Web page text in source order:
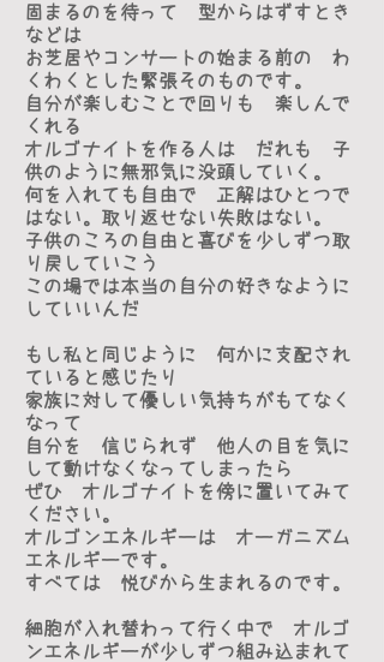
固まるのを待って 型からはずすとき
などは
お芝居やコンサートの始まる前の わ
くわくとした緊張そのものです。
自分が楽しむことで回りも 楽しんで
くれる
オルゴナイトを作る人は だれも 子
供のように無邪気に没頭していく。
何を入れても自由で 正解はひとつで
はない。取り返せない失敗はない。
子供のころの自由と喜びを少しずつ取
り戻していこう
この場では本当の自分の好きなように
していいんだ
もし私と同じように 何かに支配され
ていると感じたり
家族に対して優しい気持ちがもてなく
なって
自分を 信じられず 他人の目を気に
して動けなくなってしまったら
ぜひ オルゴナイトを傍に置いてみて
ください。
オルゴンエネルギーは オーガニズム
エネルギーです。
すべては 悦びから生まれるのです。
細胞が入れ替わって行く中で オルゴ
ンエネルギーが少しずつ組み込まれて